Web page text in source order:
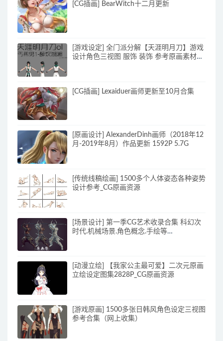
[CG插画] BearWitch十二月更新
[游戏设定] 全门派分解【天涯明月刀】游戏
设计角色三视图 服饰 装饰 参考原画素材
[CG插画] Lexaiduer画师更新至10月合集
[原画设计] AlexanderDinh画师（2018年12
月-2019年8月）作品更新 1592P 5.7G
[传统线稿绘画] 1500多个人体姿态各种姿势
设计参考_CG原画资源
[场景设计] 第一季CG艺术收录合集 科幻次
时代.机械场景.角色概念.手绘等
[动漫立绘] 【我家公主最可爱】二次元原画
立绘设定图集2828P_CG原画资源
[游戏原画] 1500多张日韩风角色设定三视图
参考合集（网上收集）